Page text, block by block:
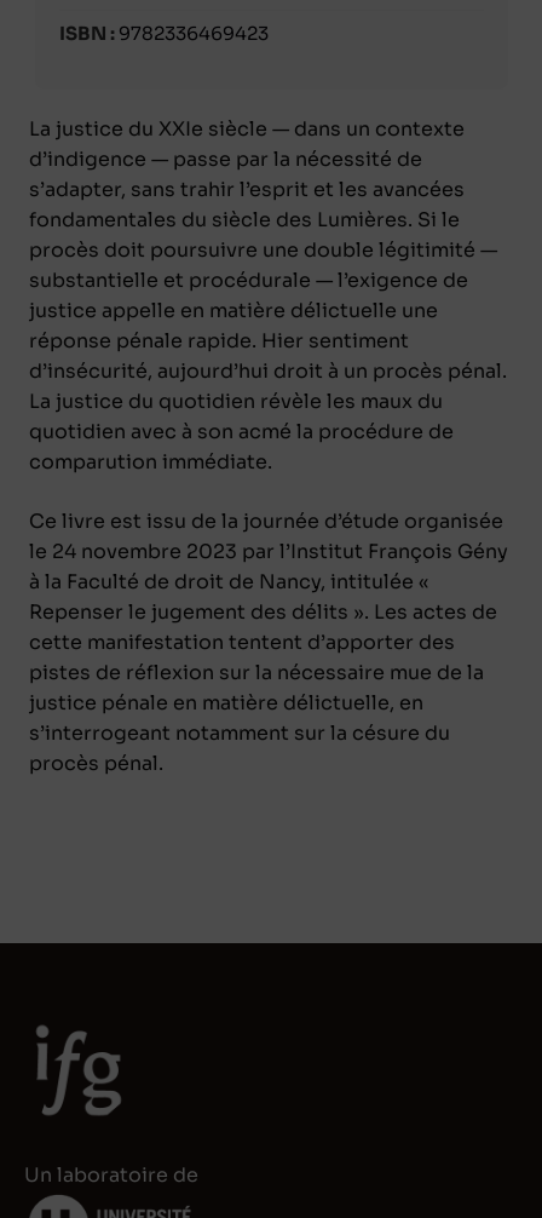
ISBN :9782336469423
La justice du XXIe siècle — dans un contexte
d’indigence — passe par la nécessité de
s’adapter, sans trahir l’esprit et les avancées
fondamentales du siècle des Lumières. Si le
procès doit poursuivre une double légitimité —
substantielle et procédurale — l’exigence de
justice appelle en matière délictuelle une
réponse pénale rapide. Hier sentiment
d’insécurité, aujourd’hui droit à un procès pénal.
La justice du quotidien révèle les maux du
quotidien avec à son acmé la procédure de
comparution immédiate.
Ce livre est issu de la journée d’étude organisée
le 24 novembre 2023 par l’Institut François Gény
à la Faculté de droit de Nancy, intitulée «
Repenser le jugement des délits ». Les actes de
cette manifestation tentent d’apporter des
pistes de réflexion sur la nécessaire mue de la
justice pénale en matière délictuelle, en
s’interrogeant notamment sur la césure du
procès pénal.
Un laboratoire de